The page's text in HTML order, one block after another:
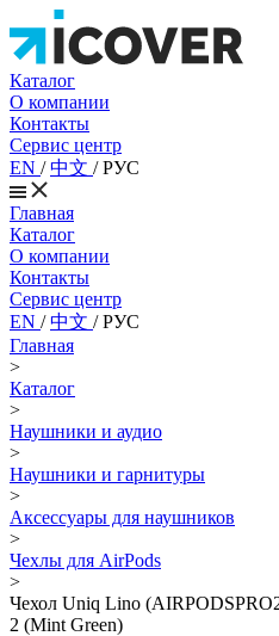
Каталог
О компании
Контакты
Сервис центр
EN /中文 /РУС
Главная
Каталог
О компании
Контакты
Сервис центр
EN /中文 /РУС
Главная
>
Каталог
>
Наушники и аудио
>
Наушники и гарнитуры
>
Аксессуары для наушников
>
Чехлы для AirPods
>
Чехол Uniq Lino
2 (Mint Green)